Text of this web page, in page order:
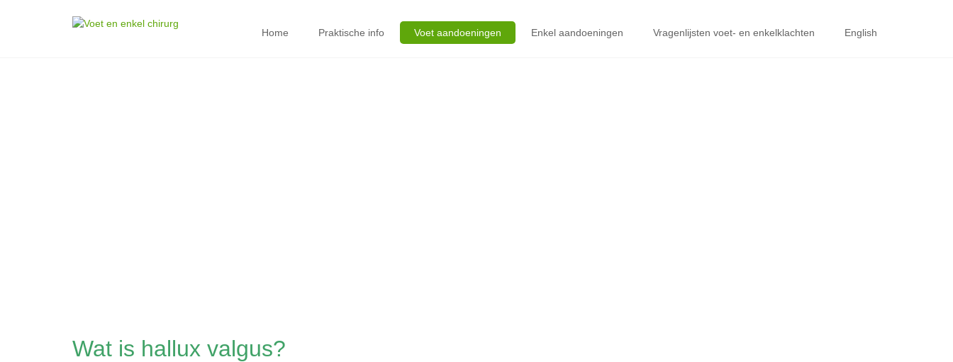
Home Praktische info Voet aandoeningen Enkel aandoeningen Vragenlijsten voet- en enkelklachten English
Wat is hallux valgus?